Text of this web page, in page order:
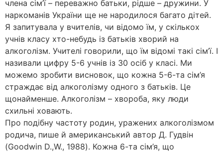
члена сім’ї – переважно батьки, рідше – дружини. У
наркоманів України ще не народилося багато дітей.
Я запитувала у вчителів, чи відомо їм, у скількох
учнів класу хто-небудь із батьків хворий на
алкоголізм. Учителі говорили, що їм відомі такі сім’ї. І
називали цифру 5-6 учнів із 30 осіб у класі. Ми
можемо зробити висновок, що кожна 5-6-та сім’я
страждає від алкоголізму одного з батьків. Це
щонайменше. Алкоголізм – хвороба, яку люди
схильні ховають.
Про подібну частоту родин, уражених алкоголізмом
родича, пише й американський автор Д. Гудвін
(Goodwin D.,W., 1988). Кожна 6-та сім’я, що